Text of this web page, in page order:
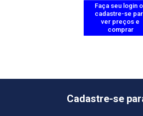
Faça seu login
cadastre-se
ver preços e
comprar
Cadastre-se